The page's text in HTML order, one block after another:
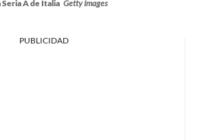
Seria A de Italia Getty Images
PUBLICIDAD